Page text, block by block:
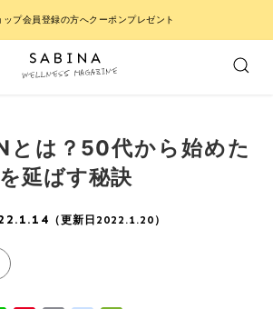
ップ会員登録の方へクーポンプレゼント
とは？50代から始めた
延ばす秘訣
（更新日2022.1.20）